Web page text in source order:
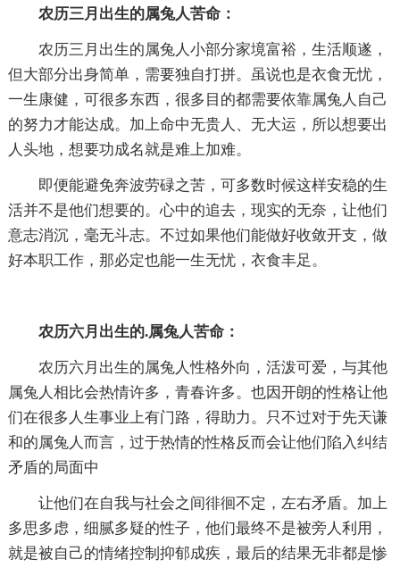
农历三月出生的属兔人苦命：
农历三月出生的属兔人小部分家境富裕，生活顺遂，
但大部分出身简单，需要独自打拼。虽说也是衣食无忧，
一生康健，可很多东西，很多目的都需要依靠属兔人自己
的努力才能达成。加上命中无贵人、无大运，所以想要出
人头地，想要功成名就是难上加难。
即便能避免奔波劳碌之苦，可多数时候这样安稳的生
活并不是他们想要的。心中的追去，现实的无奈，让他们
意志消沉，毫无斗志。不过如果他们能做好收敛开支，做
好本职工作，那必定也能一生无忧，衣食丰足。
农历六月出生的.属兔人苦命：
农历六月出生的属兔人性格外向，活泼可爱，与其他
属兔人相比会热情许多，青春许多。也因开朗的性格让他
们在很多人生事业上有门路，得助力。只不过对于先天谦
和的属兔人而言，过于热情的性格反而会让他们陷入纠结
矛盾的局面中
让他们在自我与社会之间徘徊不定，左右矛盾。加上
多思多虑，细腻多疑的性子，他们最终不是被旁人利用，
就是被自己的情绪控制抑郁成疾，最后的结果无非都是惨